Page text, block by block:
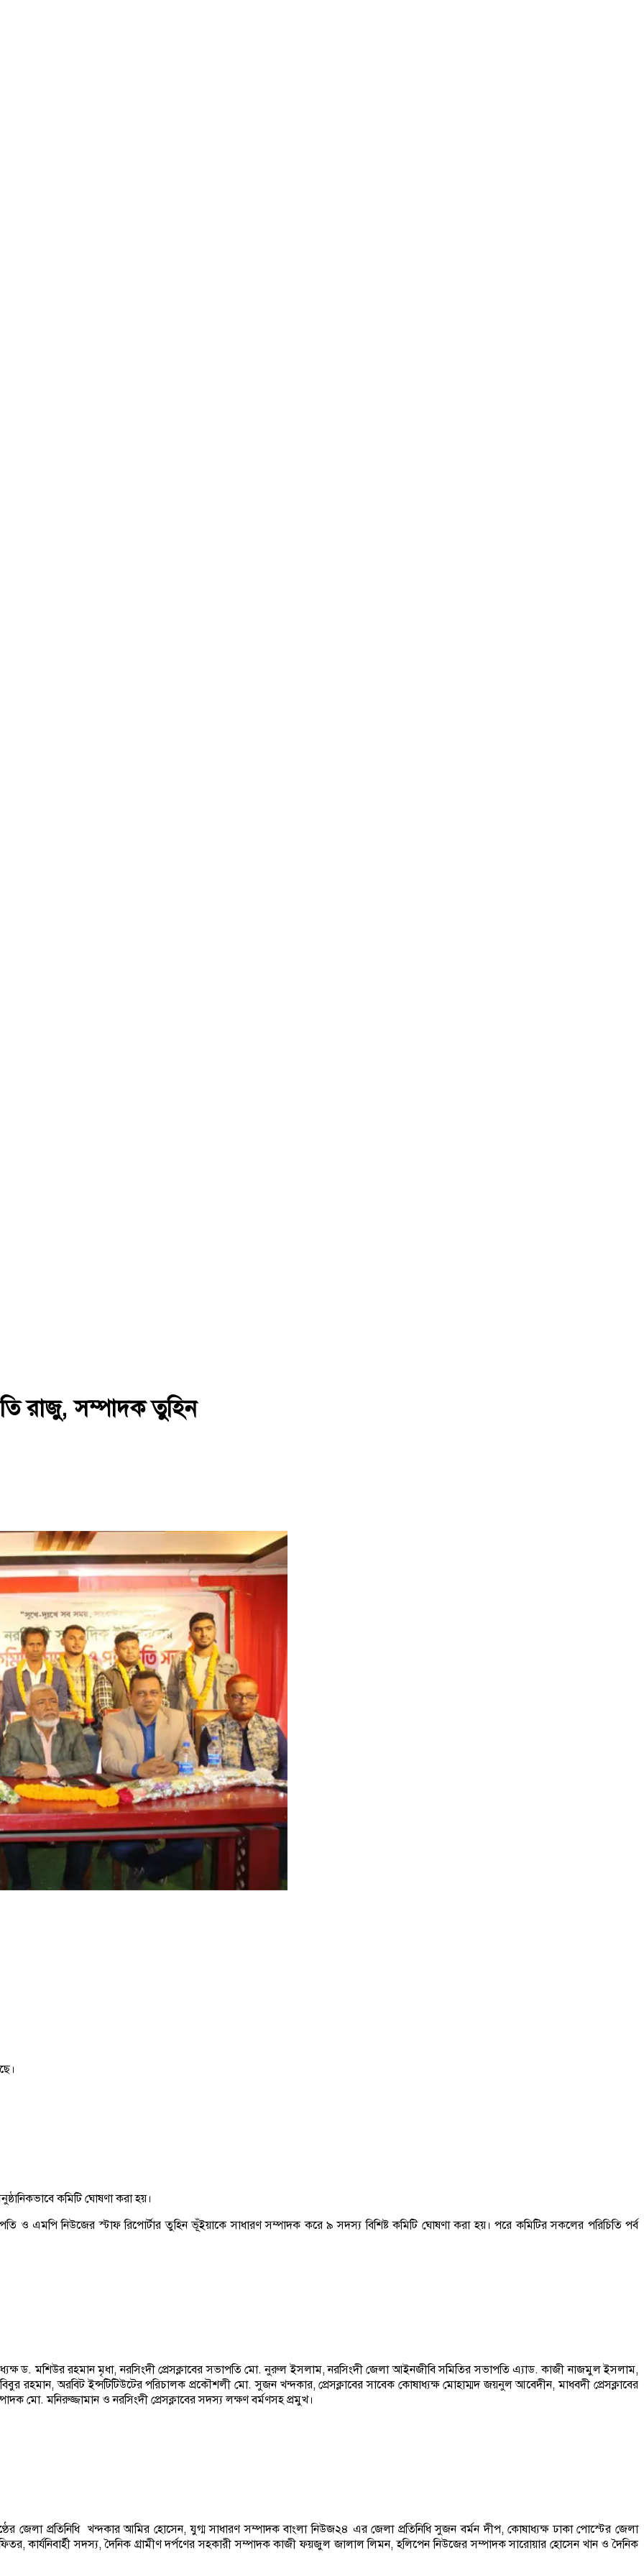
রাজু, সম্পাদক তুহিন
কমিটি ঘোষণা করা হয়।
ও এমপি নিউজের স্টাফ রিপোর্টার তুহিন ভূঁইয়াকে সাধারণ সম্পাদক করে ৯ সদস্য বিশিষ্ট কমিটি ঘোষণা করা হয়। পরে কমিটির সকলের পরিচিতি পর্ব
ড. মশিউর রহমান মৃধা, নরসিংদী প্রেসক্লাবের সভাপতি মো. নুরুল ইসলাম, নরসিংদী জেলা আইনজীবি সমিতির সভাপতি এ্যাড. কাজী নাজমুল ইসলাম,
রহমান, অরবিট ইন্সটিটিউটের পরিচালক প্রকৌশলী মো. সুজন খন্দকার, প্রেসক্লাবের সাবেক কোষাধ্যক্ষ মোহাম্মদ জয়নুল আবেদীন, মাধবদী প্রেসক্লাবের
মো. মনিরুজ্জামান ও নরসিংদী প্রেসক্লাবের সদস্য লক্ষণ বর্মণসহ প্রমুখ।
জেলা প্রতিনিধি খন্দকার আমির হোসেন, যুগ্ম সাধারণ সম্পাদক বাংলা নিউজ২৪ এর জেলা প্রতিনিধি সুজন বর্মন দীপ, কোষাধ্যক্ষ ঢাকা পোস্টের জেলা
কার্যনিবার্হী সদস্য, দৈনিক গ্রামীণ দর্পণের সহকারী সম্পাদক কাজী ফয়জুল জালাল লিমন, হলিপেন নিউজের সম্পাদক সারোয়ার হোসেন খান ও দৈনিক